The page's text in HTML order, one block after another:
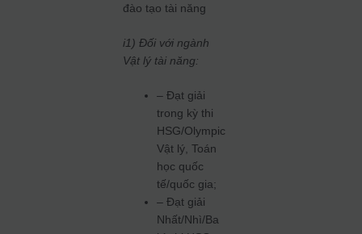
đào tạo tài năng
i1) Đối với ngành
Vật lý tài năng:
– Đạt giải
trong kỳ thi
HSG/Olympic
Vật lý, Toán
học quốc
tế/quốc gia;
– Đạt giải
Nhất/Nhì/Ba